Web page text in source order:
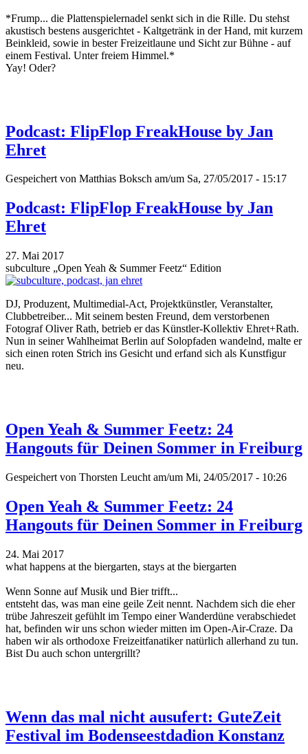
*Frump... die Plattenspielernadel senkt sich in die Rille. Du stehst
akustisch bestens ausgerichtet - Kaltgetränk in der Hand, mit kurzem
Beinkleid, sowie in bester Freizeitlaune und Sicht zur Bühne - auf
einem Festival. Unter freiem Himmel.*
Yay! Oder?
Podcast: FlipFlop FreakHouse by Jan
Ehret
Gespeichert von Matthias Boksch am/um Sa, 27/05/2017 - 15:17
Podcast: FlipFlop FreakHouse by Jan
Ehret
27. Mai 2017
subculture „Open Yeah & Summer Feetz“ Edition
DJ, Produzent, Multimedial-Act, Projektkünstler, Veranstalter,
Clubbetreiber... Mit seinem besten Freund, dem verstorbenen
Fotograf Oliver Rath, betrieb er das Künstler-Kollektiv Ehret+Rath.
Nun in seiner Wahlheimat Berlin auf Solopfaden wandelnd, malte er
sich einen roten Strich ins Gesicht und erfand sich als Kunstfigur
neu.
Open Yeah & Summer Feetz: 24
Hangouts für Deinen Sommer in Freiburg
Gespeichert von Thorsten Leucht am/um Mi, 24/05/2017 - 10:26
Open Yeah & Summer Feetz: 24
Hangouts für Deinen Sommer in Freiburg
24. Mai 2017
what happens at the biergarten, stays at the biergarten
Wenn Sonne auf Musik und Bier trifft...
entsteht das, was man eine geile Zeit nennt. Nachdem sich die eher
trübe Jahreszeit gefühlt im Tempo einer Wanderdüne verabschiedet
hat, befinden wir uns schon wieder mitten im Open-Air-Craze. Da
haben wir als orthodoxe Freizeitfanatiker natürlich allerhand zu tun.
Bist Du auch schon untergrillt?
Wenn das mal nicht ausufert: GuteZeit
Festival im Bodenseestdadion Konstanz